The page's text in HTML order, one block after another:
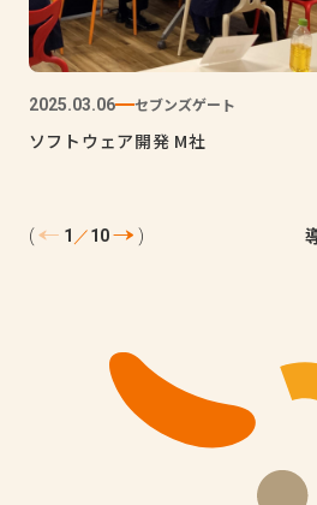
2025.03.06 セブンズゲート
ソフトウェア開発 M社
1 ／10